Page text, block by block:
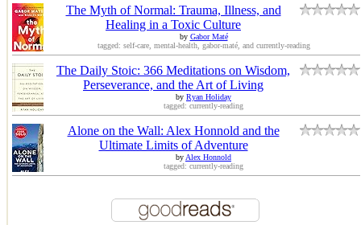
The Myth of Normal: Trauma, Illness, and
Healing in a Toxic Culture
by Gabor Maté
tagged: self-care, mental-health, gabor-maté, and currently-reading
The Daily Stoic: 366 Meditations on Wisdom,
Perseverance, and the Art of Living
by Ryan Holiday
tagged: currently-reading
Alone on the Wall: Alex Honnold and the
Ultimate Limits of Adventure
byAlex Honnold
tagged: currently-reading